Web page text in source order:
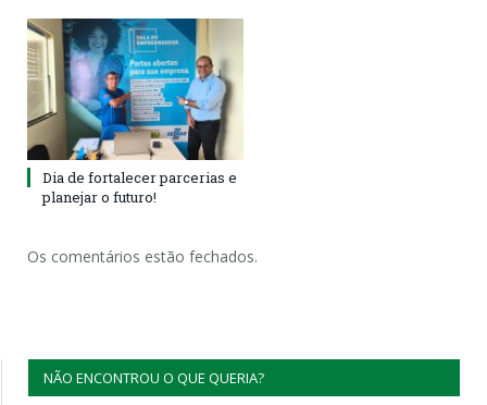
Dia de fortalecer parcerias e
planejar o futuro!
Os comentários estão fechados.
NÃO ENCONTROU O QUE QUERIA?